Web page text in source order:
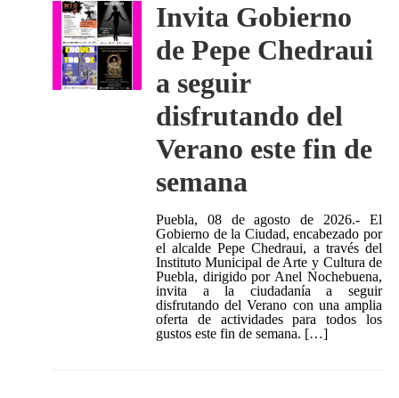
Invita Gobierno
de Pepe Chedraui
a seguir
disfrutando del
Verano este fin de
semana
Puebla, 08 de agosto de 2026.- El
Gobierno de la Ciudad, encabezado por
el alcalde Pepe Chedraui, a través del
Instituto Municipal de Arte y Cultura de
Puebla, dirigido por Anel Nochebuena,
invita a la ciudadanía a seguir
disfrutando del Verano con una amplia
oferta de actividades para todos los
gustos este fin de semana. […]